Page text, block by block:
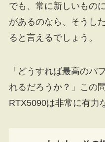
でも、常に新しいもの
があるのなら、そうし
ると言えるでしょう。
「どうすれば最高のパ
れるだろうか？」この
RTX5090は非常に有力